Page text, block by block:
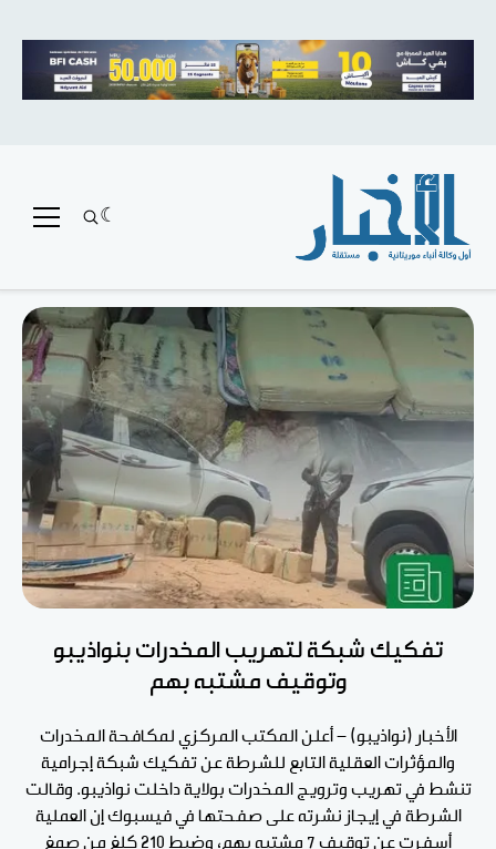
متميز
تفكيك شبكة لتهريب المخدرات بنواذيبو
وتوقيف مشتبه بهم
الأخبار (نواذيبو) - أعلن المكتب المركزي لمكافحة المخدرات
والمؤثرات العقلية التابع للشرطة عن تفكيك شبكة إجرامية
تنشط في تهريب وترويج المخدرات بولاية داخلت نواذيبو. وقالت
الشرطة في إيجاز نشرته على صفحتها في فيسبوك إن العملية
أسفرت عن توقيف 7 مشتبه بهم، وضبط 210 كلغ من صمغ